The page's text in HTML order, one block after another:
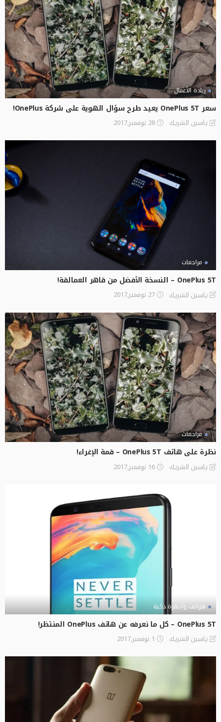
ريادة الأعمال
سعر OnePlus 5T يعيد طرح سؤال الهوية على شركة OnePlus!
ياسين الشريك 28 نوفمبر,2017
مراجعات
OnePlus 5T – النسخة الأفضل من قاهر العمالقة!
ياسين الشريك 27 نوفمبر,2017
مراجعات
نظرة على هاتف OnePlus 5T – قمة الإغراء!
ياسين الشريك 16 نوفمبر,2017
هواتف وأجهزة ذكية
OnePlus 5T – كل ما نعرفه عن هاتف OnePlus المنتظر!
ياسين الشريك 1 نوفمبر,2017